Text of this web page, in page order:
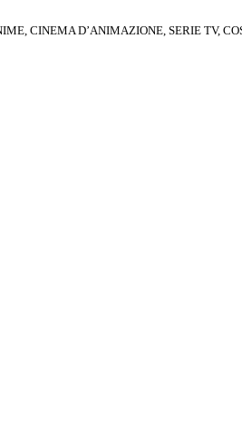
CINEMA D’ANIMAZIONE, SERIE TV,